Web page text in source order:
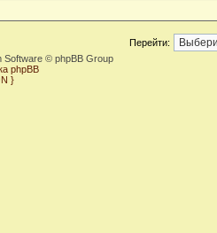
Перейти:
Software © phpBB Group
phpBB
}